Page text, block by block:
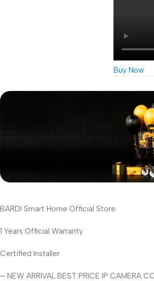
Buy Now
Unbeatable offers
Blowout!
BARDI Smart Home Official Store
1 Years Official Warranty
Certified Installer
– NEW ARRIVAL BEST PRICE IP CAMERA